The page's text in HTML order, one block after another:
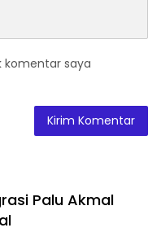
komentar saya
Palu Akmal